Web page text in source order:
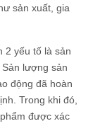
sản xuất, gia
2 yếu tố là sản
lượng sản
động đã hoàn
Trong khi đó,
được xác